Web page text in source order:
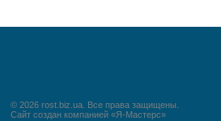
© 2026 rost.biz.ua. Все права защищены.
Сайт создан компанией «Я-Мастерс»